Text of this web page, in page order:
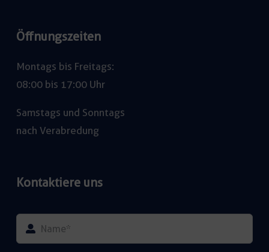
Öffnungszeiten
Montags bis Freitags:
08:00 bis 17:00 Uhr
Samstags und Sonntags
nach Verabredung
Kontaktiere uns